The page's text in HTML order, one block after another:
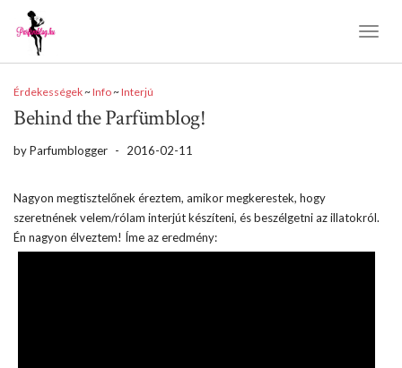
Érdekességek~Info~Interjú
Behind the Parfümblog!
byParfumblogger - 2016-02-11
Nagyon megtisztelőnek éreztem, amikor megkerestek, hogy
szeretnének velem/rólam interjút készíteni, és beszélgetni az illatokról.
Én nagyon élveztem! Íme az eredmény: